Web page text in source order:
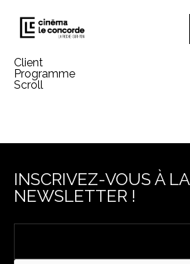
Client
Programme
Scroll
INSCRIVEZ-VOUS À LA
NEWSLETTER !